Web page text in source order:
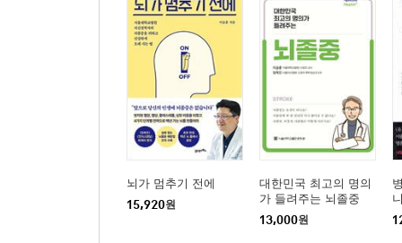
뇌가 멈추기 전에
15,920원
대한민국 최고의 명의
가 들려주는 뇌졸중
13,000원